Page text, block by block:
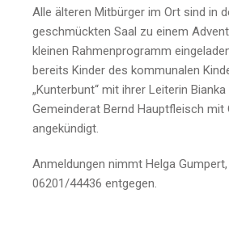
Alle älteren Mitbürger im Ort sind in
geschmückten Saal zu einem
kleinen Rahmenprogramm
bereits Kinder des kommunalen
„Kunterbunt“ mit ihrer Leiterin
Gemeinderat Bernd Hauptfleisch mit
angekündigt.
Anmeldungen nimmt Helga
06201/44436 entgegen.